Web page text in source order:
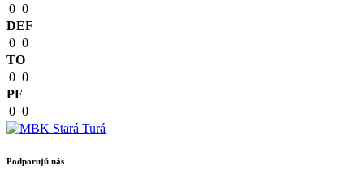
0 0
DEF
0 0
TO
0 0
PF
0 0
Podporujú nás